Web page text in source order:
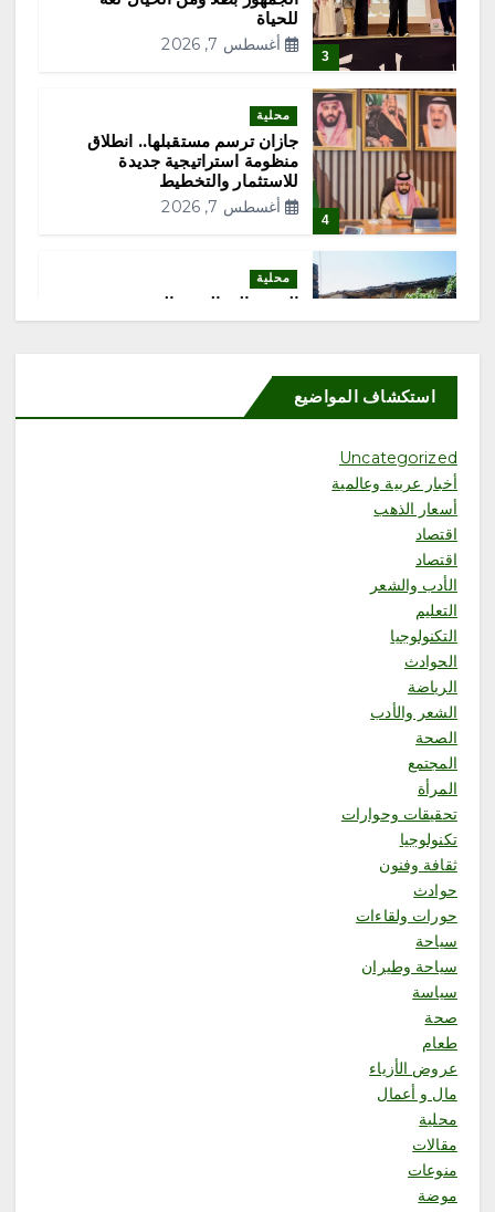
ل
ق
ا
ا
3
للحياة
أغسطس 7, 2026
4
محلية
جازان ترسم مستقبلها.. انطلاق
منظومة استراتيجية جديدة
للاستثمار والتخطيط
أغسطس 7, 2026
محلية
الحنين إلى القرى القديمة.. حين
تشتاق الذاكرة إلى المكان
محلية
استكشاف المواضيع
Uncategorized
أخبار عربية وعالمية
أسعار الذهب
اقتصاد
اقتصاد
الأدب والشعر
التعليم
التكنولوجيا
الحوادث
الرياضة
الشعر والأدب
الصحة
المجتمع
المرأة
تحقيقات وحوارات
تكنولوجيا
ثقافة وفنون
حوادث
حورات ولقاءات
سياحة
سياحة وطيران
سياسة
صحة
طعام
عروض الأزياء
مال و أعمال
محلية
مقالات
منوعات
موضة